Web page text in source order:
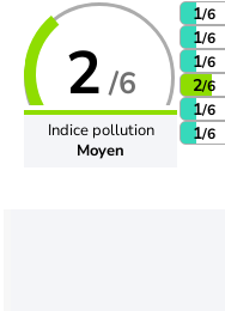
2 /6
Indice pollution
Moyen
1/6
1/6
1/6
2/6
1/6
1/6